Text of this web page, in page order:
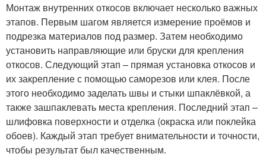
Монтаж внутренних откосов включает несколько важных
этапов. Первым шагом является измерение проёмов и
подрезка материалов под размер. Затем необходимо
установить направляющие или бруски для крепления
откосов. Следующий этап – прямая установка откосов и
их закрепление с помощью саморезов или клея. После
этого необходимо заделать швы и стыки шпаклёвкой, а
также зашпаклевать места крепления. Последний этап –
шлифовка поверхности и отделка (окраска или поклейка
обоев). Каждый этап требует внимательности и точности,
чтобы результат был качественным.